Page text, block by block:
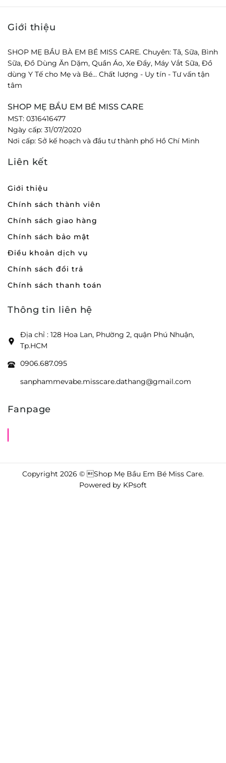
Giới thiệu
SHOP MẸ BẦU BÀ EM BÉ MISS CARE. Chuyên: Tã, Sữa, Bình
Sữa, Đồ Dùng Ăn Dặm, Quần Áo, Xe Đẩy, Máy Vắt Sữa, Đồ
dùng Y Tế cho Mẹ và Bé... Chất lượng - Uy tín - Tư vấn tận
tâm
SHOP MẸ BẦU EM BÉ MISS CARE
MST: 0316416477
Ngày cấp: 31/07/2020
Nơi cấp: Sở kế hoạch và đầu tư thành phố Hồ Chí Minh
Liên kết
Giới thiệu
Chính sách thành viên
Chính sách giao hàng
Chính sách bảo mật
Điều khoản dịch vụ
Chính sách đổi trả
Chính sách thanh toán
Thông tin liên hệ
Địa chỉ : 128 Hoa Lan, Phường 2, quận Phú Nhuận,
Tp.HCM
0906.687.095
sanphammevabe.misscare.dathang@gmail.com
Fanpage
Copyright 2026 © Shop Mẹ Bầu Em Bé Miss Care.
Powered by KPsoft